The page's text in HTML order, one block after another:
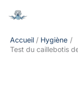
Accueil
Hygiène
Test du caillebotis